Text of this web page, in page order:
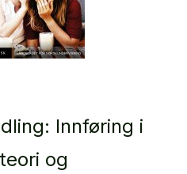
Innføring i
og